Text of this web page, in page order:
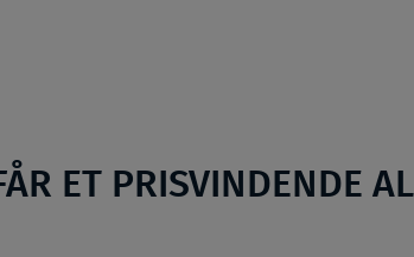
ET PRISVINDENDE